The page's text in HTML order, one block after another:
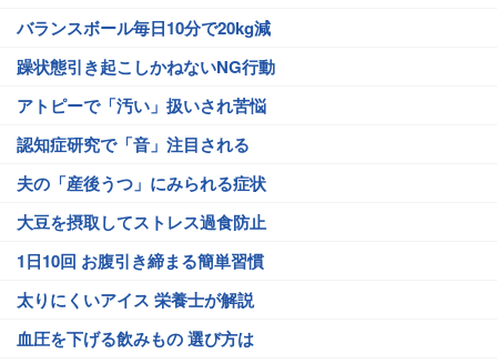
バランスボール毎日10分で20kg減
躁状態引き起こしかねないNG行動
アトピーで「汚い」扱いされ苦悩
認知症研究で「音」注目される
夫の「産後うつ」にみられる症状
大豆を摂取してストレス過食防止
1日10回 お腹引き締まる簡単習慣
太りにくいアイス 栄養士が解説
血圧を下げる飲みもの 選び方は